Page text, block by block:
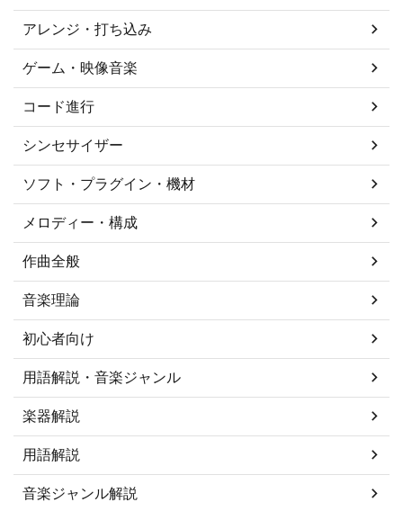
アレンジ・打ち込み
ゲーム・映像音楽
コード進行
シンセサイザー
ソフト・プラグイン・機材
メロディー・構成
作曲全般
音楽理論
初心者向け
用語解説・音楽ジャンル
楽器解説
用語解説
音楽ジャンル解説